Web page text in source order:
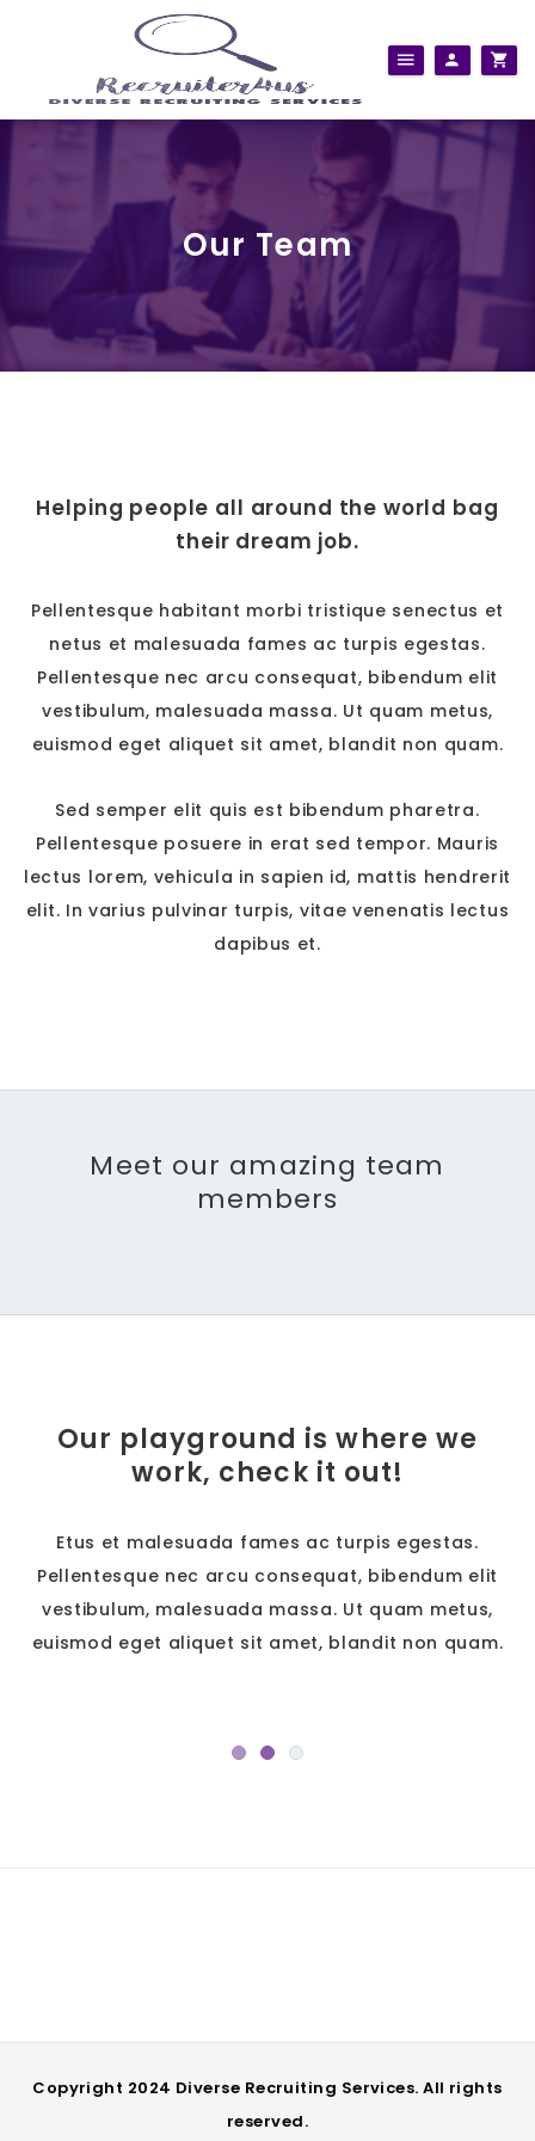
Our Team
Helping people all around the world bag
their dream job.
Pellentesque habitant morbi tristique senectus et
netus et malesuada fames ac turpis egestas.
Pellentesque nec arcu consequat, bibendum elit
vestibulum, malesuada massa. Ut quam metus,
euismod eget aliquet sit amet, blandit non quam.
Sed semper elit quis est bibendum pharetra.
Pellentesque posuere in erat sed tempor. Mauris
lectus lorem, vehicula in sapien id, mattis hendrerit
elit. In varius pulvinar turpis, vitae venenatis lectus
dapibus et.
Meet our amazing team
members
Our playground is where we
work, check it out!
Etus et malesuada fames ac turpis egestas.
Pellentesque nec arcu consequat, bibendum elit
vestibulum, malesuada massa. Ut quam metus,
euismod eget aliquet sit amet, blandit non quam.
Copyright 2024 Diverse Recruiting Services. All rights
reserved.